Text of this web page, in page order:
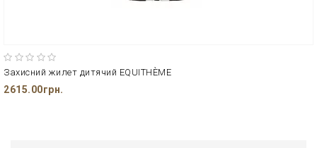
Захисний жилет дитячий EQUITHÈME
2615.00грн.